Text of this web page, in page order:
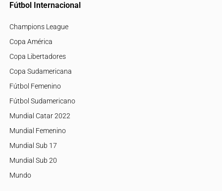
Fútbol Internacional
Champions League
Copa América
Copa Libertadores
Copa Sudamericana
Fútbol Femenino
Fútbol Sudamericano
Mundial Catar 2022
Mundial Femenino
Mundial Sub 17
Mundial Sub 20
Mundo